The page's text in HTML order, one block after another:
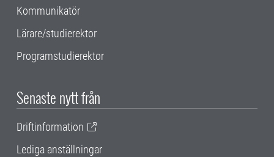
Kommunikatör
Lärare/studierektor
Programstudierektor
Senaste nytt från
Driftinformation
Lediga anställningar